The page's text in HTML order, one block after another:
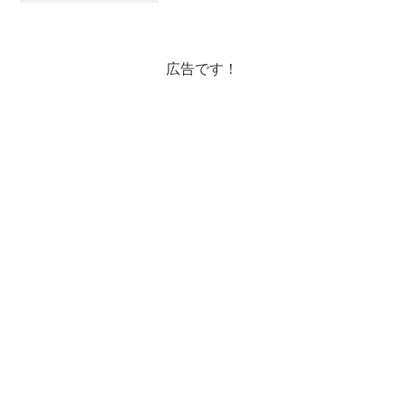
広告です！